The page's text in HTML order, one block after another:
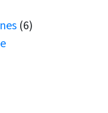
(6)